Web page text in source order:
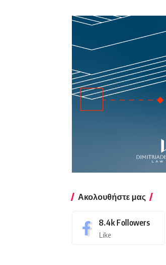
Ακολουθήστε μας
8.4k Followers
Like